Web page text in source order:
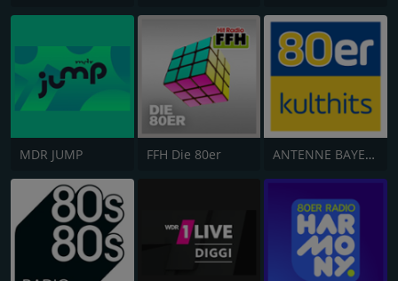
MDR JUMP FFH Die 80er ANTENNE BAYERN 80er Kulthits